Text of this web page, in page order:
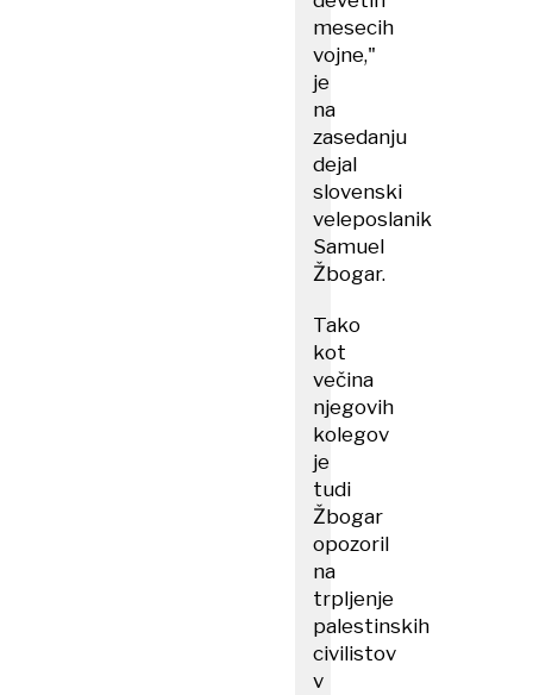
mesecih
vojne,"
je
na
zasedanju
dejal
slovenski
veleposlanik
Samuel
Žbogar.
Tako
kot
večina
njegovih
kolegov
je
tudi
Žbogar
opozoril
na
trpljenje
palestinskih
civilistov
v